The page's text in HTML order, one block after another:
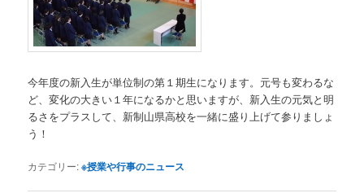
今年度の新入生が単位制の第１期生になります。元号も変わるな
ど、変化の大きい１年になるかと思いますが、新入生の元気と明
るさをプラスして、新制山県高校を一緒に盛り上げて参りましょ
う！
カテゴリー:※授業や行事のニュース